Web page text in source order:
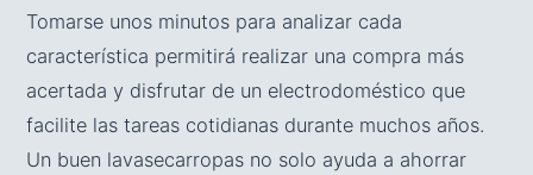
Tomarse unos minutos para analizar cada
característica permitirá realizar una compra más
acertada y disfrutar de un electrodoméstico que
facilite las tareas cotidianas durante muchos años.
Un buen lavasecarropas no solo ayuda a ahorrar